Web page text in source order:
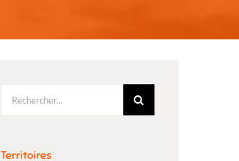
Rechercher:
Territoires